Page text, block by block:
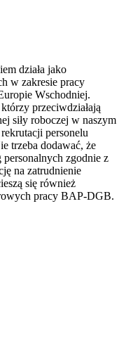
działa jako
w zakresie pracy
Wschodniej.
przeciwdziałają
siły roboczej w naszym
personelu
trzeba dodawać, że
personalnych zgodnie z
na zatrudnienie
się również
pracy BAP-DGB.